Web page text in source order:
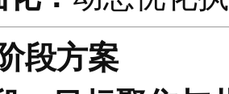
焦：识别战